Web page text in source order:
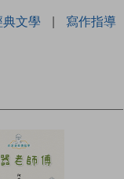
文學 | 寫作指導